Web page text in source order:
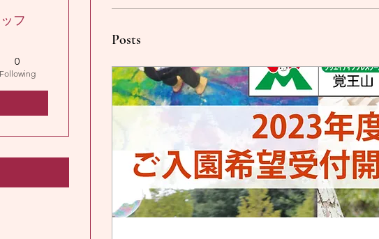
Posts
フ
0
Following